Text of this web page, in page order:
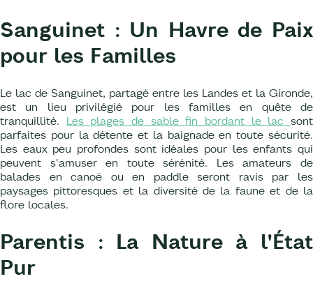
Sanguinet : Un Havre de Paix
pour les Familles
Le lac de Sanguinet, partagé entre les Landes et la Gironde,
est un lieu privilégié pour les familles en quête de
tranquillité. Les plages de sable fin bordant le lacsont
parfaites pour la détente et la baignade en toute sécurité.
Les eaux peu profondes sont idéales pour les enfants qui
peuvent s'amuser en toute sérénité. Les amateurs de
balades en canoë ou en paddle seront ravis par les
paysages pittoresques et la diversité de la faune et de la
flore locales.
Parentis : La Nature à l'État
Pur